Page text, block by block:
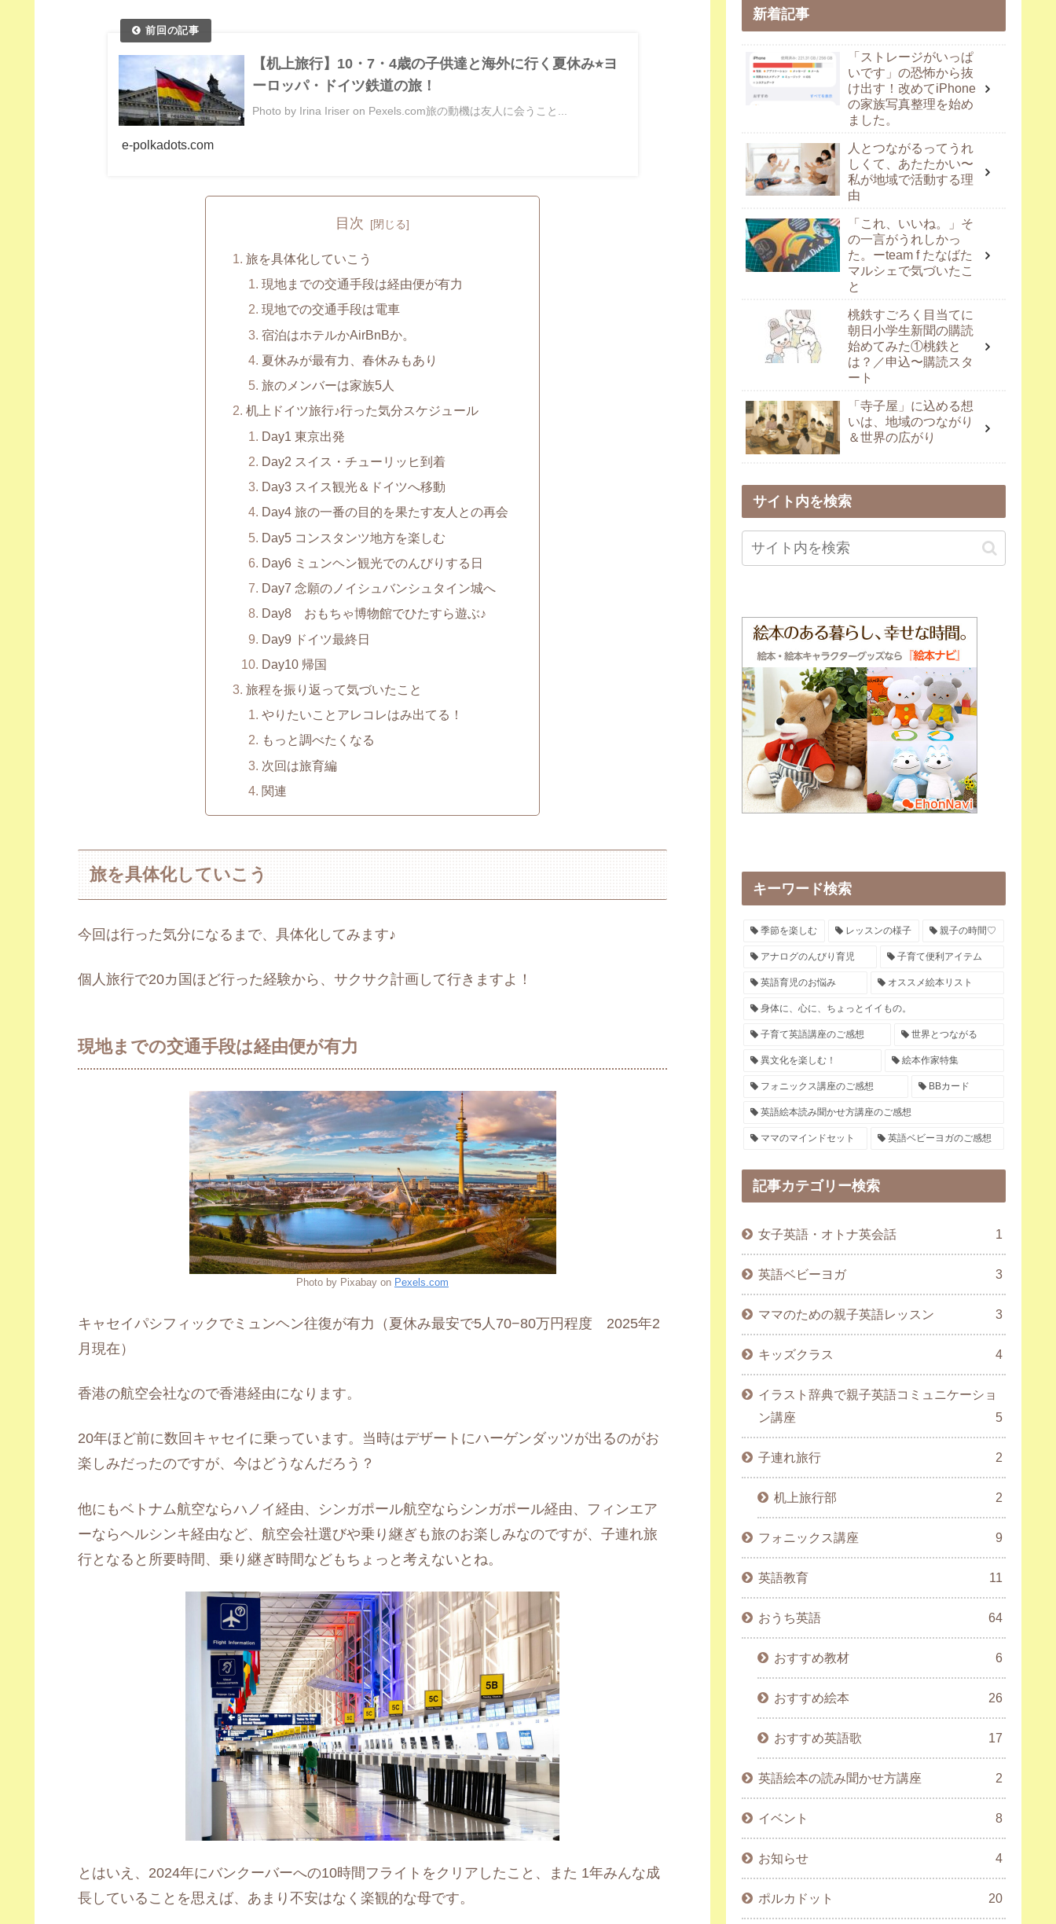
【机上旅行】10・7・4歳の子供達と海外に行く夏休み⭐︎ヨ
ーロッパ・ドイツ鉄道の旅！
Photo by Irina Iriser on Pexels.com旅の動機は友人に会うこと...
e-polkadots.com
目次
旅を具体化していこう
現地までの交通手段は経由便が有力
現地での交通手段は電車
宿泊はホテルかAirBnBか。
夏休みが最有力、春休みもあり
旅のメンバーは家族5人
机上ドイツ旅行♪行った気分スケジュール
Day1 東京出発
Day2 スイス・チューリッヒ到着
Day3 スイス観光＆ドイツへ移動
Day4 旅の一番の目的を果たす友人との再会
Day5 コンスタンツ地方を楽しむ
Day6 ミュンヘン観光でのんびりする日
Day7 念願のノイシュバンシュタイン城へ
Day8 おもちゃ博物館でひたすら遊ぶ♪
Day9 ドイツ最終日
Day10 帰国
旅程を振り返って気づいたこと
やりたいことアレコレはみ出てる！
もっと調べたくなる
次回は旅育編
関連
旅を具体化していこう
今回は行った気分になるまで、具体化してみます♪
個人旅行で20カ国ほど行った経験から、サクサク計画して行きますよ！
現地までの交通手段は経由便が有力
Photo by Pixabay on Pexels.com
キャセイパシフィックでミュンヘン往復が有力（夏休み最安で5人70−80万円程度 2025年2
月現在）
香港の航空会社なので香港経由になります。
20年ほど前に数回キャセイに乗っています。当時はデザートにハーゲンダッツが出るのがお
楽しみだったのですが、今はどうなんだろう？
他にもベトナム航空ならハノイ経由、シンガポール航空ならシンガポール経由、フィンエア
ーならヘルシンキ経由など、航空会社選びや乗り継ぎも旅のお楽しみなのですが、子連れ旅
行となると所要時間、乗り継ぎ時間などもちょっと考えないとね。
とはいえ、2024年にバンクーバーへの10時間フライトをクリアしたこと、また 1年みんな成
長していることを思えば、あまり不安はなく楽観的な母です。
新着記事
「ストレージがいっぱ
いです」の恐怖から抜
け出す！改めてiPhone
の家族写真整理を始め
ました。
人とつながるってうれ
しくて、あたたかい〜
私が地域で活動する理
由
「これ、いいね。」そ
の一言がうれしかっ
た。ーteam f たなばた
マルシェで気づいたこ
と
桃鉄すごろく目当てに
朝日小学生新聞の購読
始めてみた①桃鉄と
は？／申込〜購読スタ
ート
「寺子屋」に込める想
いは、地域のつながり
＆世界の広がり
サイト内を検索
キーワード検索
季節を楽しむ レッスンの様子 親子の時間♡
アナログのんびり育児 子育て便利アイテム
英語育児のお悩み オススメ絵本リスト
身体に、心に、ちょっとイイもの。
子育て英語講座のご感想 世界とつながる
異文化を楽しむ！ 絵本作家特集
フォニックス講座のご感想 BBカード
英語絵本読み聞かせ方講座のご感想
ママのマインドセット 英語ベビーヨガのご感想
記事カテゴリー検索
女子英語・オトナ英会話 1
英語ベビーヨガ 3
ママのための親子英語レッスン 3
キッズクラス 4
イラスト辞典で親子英語コミュニケーショ
ン講座
5
子連れ旅行 2
机上旅行部 2
フォニックス講座 9
英語教育 11
おうち英語 64
おすすめ教材 6
おすすめ絵本 26
おすすめ英語歌 17
英語絵本の読み聞かせ方講座 2
イベント 8
お知らせ 4
ポルカドット 20